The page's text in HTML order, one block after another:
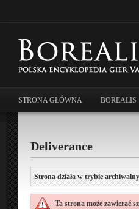
STRONA GŁÓWNA BOREALIS
Deliverance
Strona działa w trybie
Ta strona może zawierać